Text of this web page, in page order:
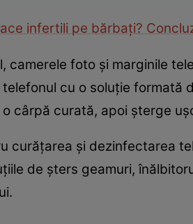
infertili pe bărbați?
camerele foto și marginile
cu o soluție formată
cârpă curată, apoi șterge
curățarea și dezinfectarea
de șters geamuri,